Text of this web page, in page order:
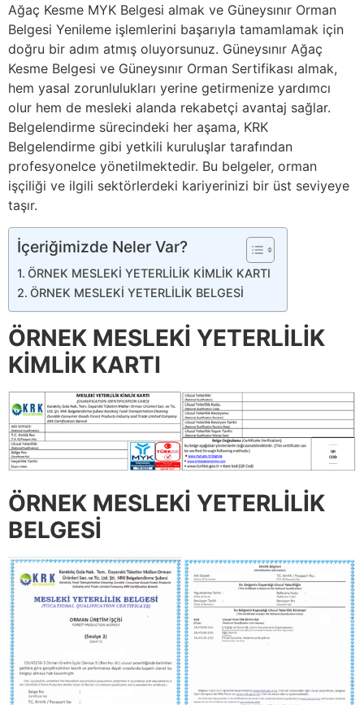
Ağaç Kesme MYK Belgesi almak ve Güneysınır Orman
Belgesi Yenileme işlemlerini başarıyla tamamlamak için
doğru bir adım atmış oluyorsunuz. Güneysınır Ağaç
Kesme Belgesi ve Güneysınır Orman Sertifikası almak,
hem yasal zorunlulukları yerine getirmenize yardımcı
olur hem de mesleki alanda rekabetçi avantaj sağlar.
Belgelendirme sürecindeki her aşama, KRK
Belgelendirme gibi yetkili kuruluşlar tarafından
profesyonelce yönetilmektedir. Bu belgeler, orman
işçiliği ve ilgili sektörlerdeki kariyerinizi bir üst seviyeye
taşır.
İçeriğimizde Neler Var?
ÖRNEK MESLEKİ YETERLİLİK KİMLİK KARTI
ÖRNEK MESLEKİ YETERLİLİK BELGESİ
ÖRNEK MESLEKİ YETERLİLİK
KİMLİK KARTI
ÖRNEK MESLEKİ YETERLİLİK
BELGESİ